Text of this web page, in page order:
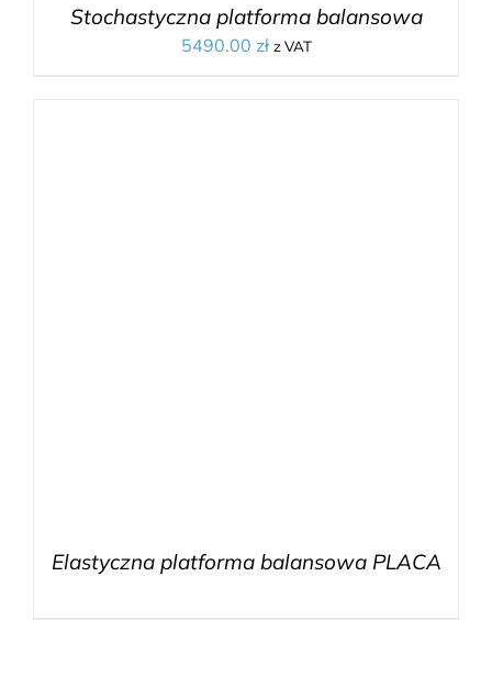
Stochastyczna platforma balansowa
5490.00 zł z VAT
Elastyczna platforma balansowa PLACA